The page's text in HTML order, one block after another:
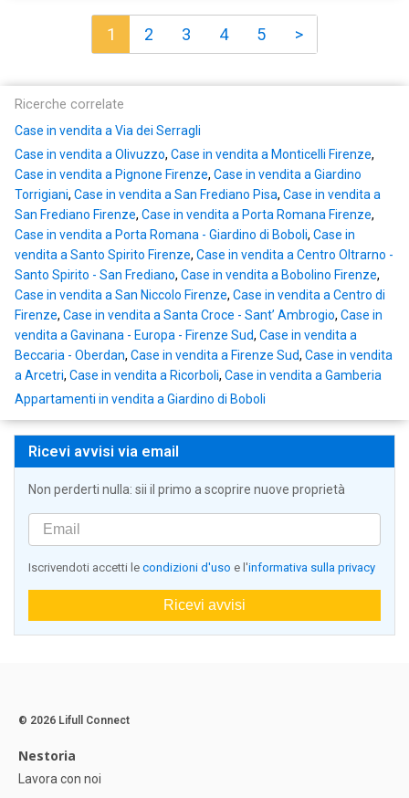
1 2 3 4 5 >
Ricerche correlate
Case in vendita a Via dei Serragli
Case in vendita a Olivuzzo, Case in vendita a Monticelli Firenze,
Case in vendita a Pignone Firenze, Case in vendita a Giardino
Torrigiani, Case in vendita a San Frediano Pisa, Case in vendita a
San Frediano Firenze, Case in vendita a Porta Romana Firenze,
Case in vendita a Porta Romana - Giardino di Boboli, Case in
vendita a Santo Spirito Firenze, Case in vendita a Centro Oltrarno -
Santo Spirito - San Frediano, Case in vendita a Bobolino Firenze,
Case in vendita a San Niccolo Firenze, Case in vendita a Centro di
Firenze, Case in vendita a Santa Croce - Sant’ Ambrogio, Case in
vendita a Gavinana - Europa - Firenze Sud, Case in vendita a
Beccaria - Oberdan, Case in vendita a Firenze Sud, Case in vendita
a Arcetri, Case in vendita a Ricorboli, Case in vendita a Gamberia
Appartamenti in vendita a Giardino di Boboli
Ricevi avvisi via email
Non perderti nulla: sii il primo a scoprire nuove proprietà
Iscrivendoti accetti le condizioni d'uso e l'informativa sulla privacy
Ricevi avvisi
© 2026 Lifull Connect
Nestoria
Lavora con noi